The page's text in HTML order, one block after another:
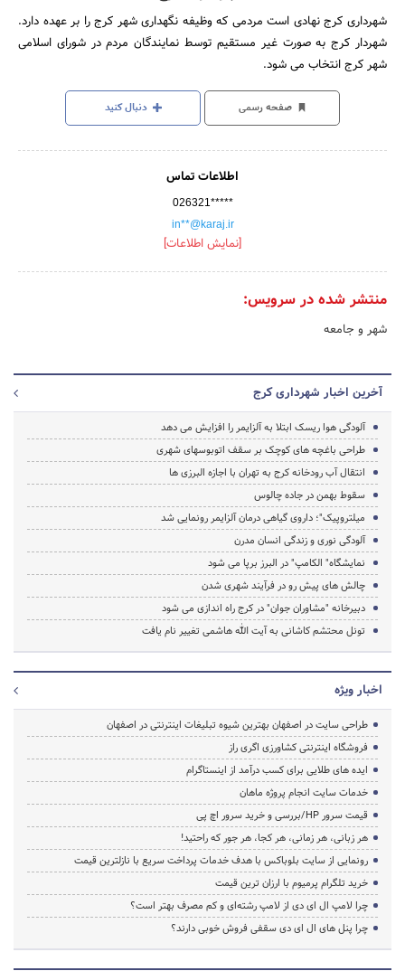
شهرداری کرج نهادی است مردمی که وظیفه نگهداری شهر کرج را بر عهده دارد.
شهردار کرج به صورت غیر مستقیم توسط نمایندگان مردم در شورای اسلامی
شهر کرج انتخاب می شود.
صفحه رسمی دنبال کنید
اطلاعات تماس
026321*****
in**@karaj.ir
[نمایش اطلاعات]
منتشر شده در سرویس:
شهر و جامعه
آخرین اخبار شهرداری کرج
آلودگی هوا ریسک ابتلا به آلزایمر را افزایش می دهد
طراحی باغچه های کوچک بر سقف اتوبوسهای شهری
انتقال آب رودخانه کرج به تهران با اجازه البرزی ها
سقوط بهمن در جاده چالوس
میلتروپیک"؛ داروی گیاهی درمان آلزایمر رونمایی شد
آلودگی نوری و زندگی انسان مدرن
نمایشگاه" الکامپ" در البرز برپا می شود
چالش های پیش رو در فرآیند شهری شدن
دبیرخانه "مشاوران جوان" در کرج راه اندازی می شود
تونل محتشم کاشانی به آیت الله هاشمی تغییر نام یافت
اخبار ویژه
طراحی سایت در اصفهان بهترین شیوه تبلیغات اینترنتی در اصفهان
فروشگاه اینترنتی کشاورزی اگری راز
ایده های طلایی برای کسب درآمد از اینستاگرام
خدمات سایت انجام پروژه ماهان
قیمت سرور HP/بررسی و خرید سرور اچ پی
هر زبانی، هر زمانی، هر کجا، هر جور که راحتید!
رونمایی از سایت بلوباکس با هدف خدمات پرداخت سریع با نازلترین قیمت
خرید تلگرام پرمیوم با ارزان ترین قیمت
چرا لامپ ال ای دی از لامپ رشته‌ای و کم مصرف بهتر است؟
چرا پنل های ال ای دی سقفی فروش خوبی دارند؟